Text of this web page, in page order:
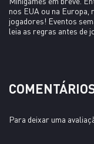
nos EUA ou na
jogadores! Eventos
leia as regras antes de
Para deixar uma